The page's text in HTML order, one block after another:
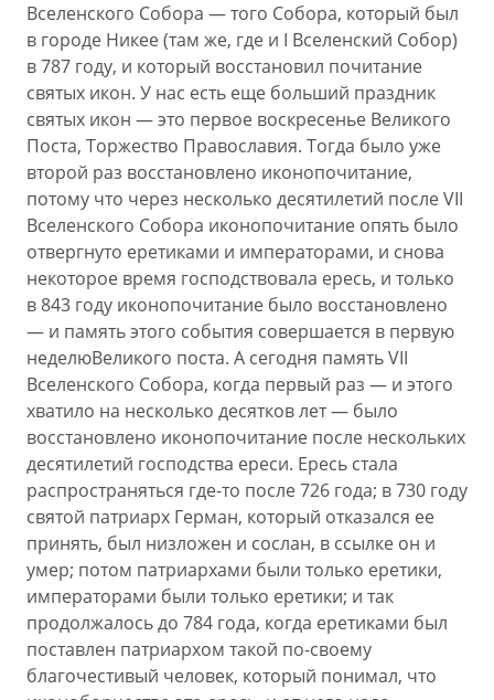
Вселенского Собора — того Собора, который был
в городе Никее (там же, где и I Вселенский Собор)
в 787 году, и который восстановил почитание
святых икон. У нас есть еще больший праздник
святых икон — это первое воскресенье Великого
Поста, Торжество Православия. Тогда было уже
второй раз восстановлено иконопочитание,
потому что через несколько десятилетий после VII
Вселенского Собора иконопочитание опять было
отвергнуто еретиками и императорами, и снова
некоторое время господствовала ересь, и только
в 843 году иконопочитание было восстановлено
— и память этого события совершается в первую
неделюВеликого поста. А сегодня память VII
Вселенского Собора, когда первый раз — и этого
хватило на несколько десятков лет — было
восстановлено иконопочитание после нескольких
десятилетий господства ереси. Ересь стала
распространяться где-то после 726 года; в 730 году
святой патриарх Герман, который отказался ее
принять, был низложен и сослан, в ссылке он и
умер; потом патриархами были только еретики,
императорами были только еретики; и так
продолжалось до 784 года, когда еретиками был
поставлен патриархом такой по-своему
благочестивый человек, который понимал, что